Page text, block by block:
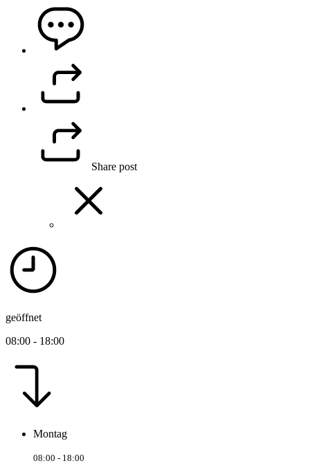
Share post
geöffnet
08:00 - 18:00
Montag
08:00 - 18:00